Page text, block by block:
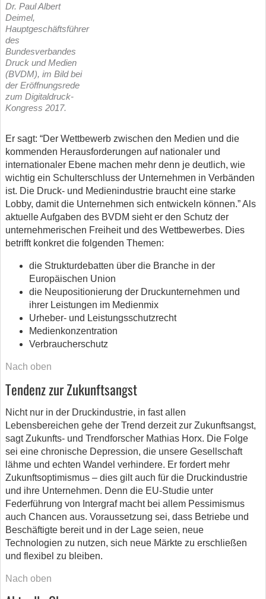
Dr. Paul Albert
Deimel,
Hauptgeschäftsführer
des
Bundesverbandes
Druck und Medien
(BVDM), im Bild bei
der Eröffnungsrede
zum Digitaldruck-
Kongress 2017.
Er sagt: “Der Wettbewerb zwischen den Medien und die
kommenden Herausforderungen auf nationaler und
internationaler Ebene machen mehr denn je deutlich, wie
wichtig ein Schulterschluss der Unternehmen in Verbänden
ist. Die Druck- und Medienindustrie braucht eine starke
Lobby, damit die Unternehmen sich entwickeln können.” Als
aktuelle Aufgaben des BVDM sieht er den Schutz der
unternehmerischen Freiheit und des Wettbewerbes. Dies
betrifft konkret die folgenden Themen:
die Strukturdebatten über die Branche in der
Europäischen Union
die Neupositionierung der Druckunternehmen und
ihrer Leistungen im Medienmix
Urheber- und Leistungsschutzrecht
Medienkonzentration
Verbraucherschutz
Nach oben
Tendenz zur Zukunftsangst
Nicht nur in der Druckindustrie, in fast allen
Lebensbereichen gehe der Trend derzeit zur Zukunftsangst,
sagt Zukunfts- und Trendforscher Mathias Horx. Die Folge
sei eine chronische Depression, die unsere Gesellschaft
lähme und echten Wandel verhindere. Er fordert mehr
Zukunftsoptimismus – dies gilt auch für die Druckindustrie
und ihre Unternehmen. Denn die EU-Studie unter
Federführung von Intergraf macht bei allem Pessimismus
auch Chancen aus. Voraussetzung sei, dass Betriebe und
Beschäftigte bereit und in der Lage seien, neue
Technologien zu nutzen, sich neue Märkte zu erschließen
und flexibel zu bleiben.
Nach oben